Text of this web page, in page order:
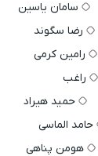
سامان یاسین
رضا سگوند
رامین کرمی
راغب
حمید هیراد
حامد الماسی
هومن پناهی